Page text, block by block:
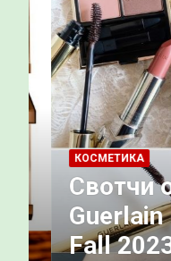
КОСМЕТИКА
Свотчи
Guerlain
Fall 2023